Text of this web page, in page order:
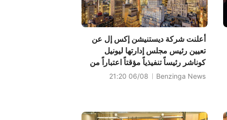
أعلنت شركة ديستنيشن إكس إل عن
تعيين رئيس مجلس إدارتها ليونيل
كوناشر رئيساً تنفيذياً مؤقتاً اعتباراً من
12 أغسطس.
Benzinga News
06/08 21:20